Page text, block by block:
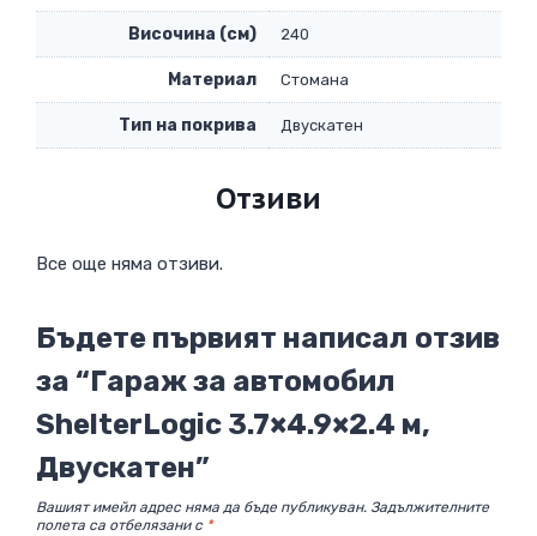
Височина (см) 240
Материал Стомана
Тип на покрива Двускатен
Отзиви
Все още няма отзиви.
Бъдете първият написал отзив
за “Гараж за автомобил
ShelterLogic 3.7×4.9×2.4 м,
Двускатен”
Вашият имейл адрес няма да бъде публикуван. Задължителните
полета са отбелязани с *